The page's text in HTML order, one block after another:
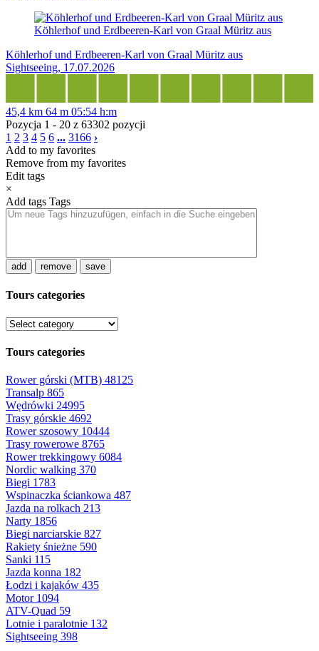
Köhlerhof und Erdbeeren-Karl von Graal Müritz aus
Köhlerhof und Erdbeeren-Karl von Graal Müritz aus
Sightseeing, 17.07.2026
45,4 km 64 m 05:54 h:m
Pozycja 1 - 20 z 63302 pozycji
1 2 3 4 5 6 ... 3166 ›
Add to my favorites
Remove from my favorites
Edit tags
×
Add tags Tags
add remove save
Tours categories
Tours categories
Rower górski (MTB) 48125
Transalp 865
Wędrówki 24995
Trasy górskie 4692
Rower szosowy 10444
Trasy rowerowe 8765
Rower trekkingowy 6084
Nordic walking 370
Biegi 1783
Wspinaczka ściankowa 487
Jazda na rolkach 213
Narty 1856
Biegi narciarskie 827
Rakiety śnieżne 590
Sanki 115
Jazda konna 182
Łodzi i kajaków 435
Motor 1094
ATV-Quad 59
Lotnie i paralotnie 132
Sightseeing 398